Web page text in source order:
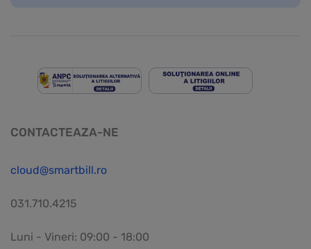
CONTACTEAZA-NE
cloud@smartbill.ro
031.710.4215
Luni - Vineri: 09:00 - 18:00